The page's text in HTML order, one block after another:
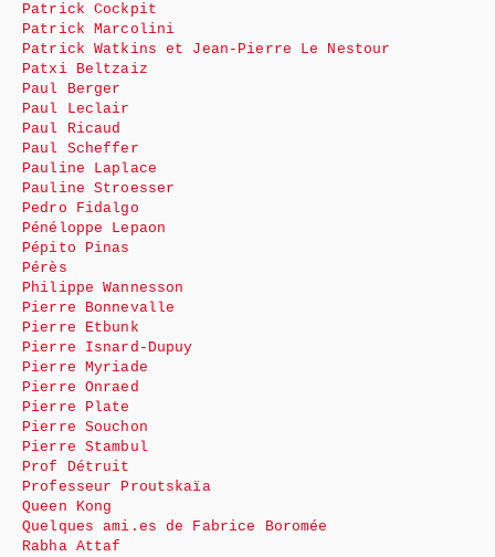
Patrick Cockpit
Patrick Marcolini
Patrick Watkins et Jean-Pierre Le Nestour
Patxi Beltzaiz
Paul Berger
Paul Leclair
Paul Ricaud
Paul Scheffer
Pauline Laplace
Pauline Stroesser
Pedro Fidalgo
Pénéloppe Lepaon
Pépito Pinas
Pérès
Philippe Wannesson
Pierre Bonnevalle
Pierre Etbunk
Pierre Isnard-Dupuy
Pierre Myriade
Pierre Onraed
Pierre Plate
Pierre Souchon
Pierre Stambul
Prof Détruit
Professeur Proutskaïa
Queen Kong
Quelques ami.es de Fabrice Boromée
Rabha Attaf